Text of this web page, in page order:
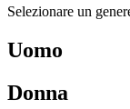
Selezionare un
Uomo
Donna